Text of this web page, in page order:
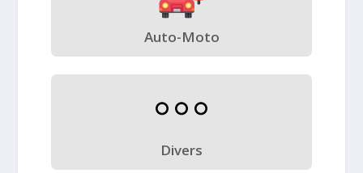
Auto-Moto
Divers